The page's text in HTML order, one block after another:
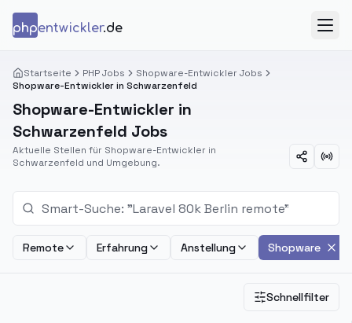
phpentwickler.de
Startseite PHP Jobs
Shopware-Entwickler Jobs
Shopware-Entwickler in Schwarzenfeld
Shopware-Entwickler in
Schwarzenfeld Jobs
Aktuelle Stellen für Shopware-Entwickler in
Schwarzenfeld und Umgebung.
Remote Erfahrung Anstellung Shopware
Schnellfilter